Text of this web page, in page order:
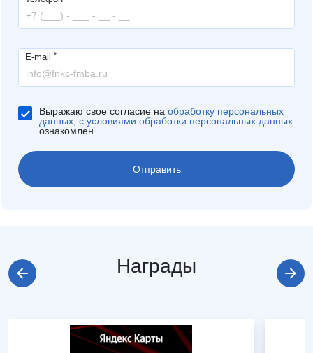
E-mail *
Выражаю свое согласие на обработку персональных
данных, с условиями обработки персональных данных
ознакомлен.
Награды